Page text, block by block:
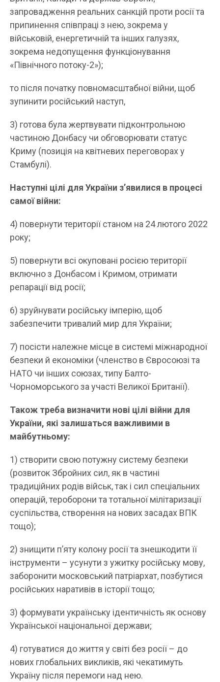
запровадження реальних санкцій проти росії та
припинення співпраці з нею, зокрема у
військовій, енергетичній та інших галузях,
зокрема недопущення функціонування
«Північного потоку-2»);
то після початку повномасштабної війни, щоб
зупинити російський наступ,
3) готова була жертвувати підконтрольною
частиною Донбасу чи обговорювати статус
Криму (позиція на квітневих переговорах у
Стамбулі).
Наступні цілі для України з’явилися в процесі
самої війни:
4) повернути території станом на 24 лютого 2022
року;
5) повернути всі окуповані росією території
включно з Донбасом і Кримом, отримати
репарації від росії;
6) зруйнувати російську імперію, щоб
забезпечити тривалий мир для України;
7) посісти належне місце в системі міжнародної
безпеки й економіки (членство в Євросоюзі та
НАТО чи інших союзах, типу Балто-
Чорноморського за участі Великої Британії).
Також треба визначити нові цілі війни для
України, які залишаться важливими в
майбутньому:
1) створити свою потужну систему безпеки
(розвиток Збройних сил, як в частині
традиційних родів військ, так і сил спеціальних
операцій, тероборони та тотальної мілітаризації
суспільства, створення на нових засадах ВПК
тощо);
2) знищити п’яту колону росії та знешкодити її
інструменти – усунути з ужитку російську мову,
заборонити московський патріархат, позбутися
російських наративів в історії тощо;
3) формувати українську ідентичність як основу
Української національної держави;
4) готуватися до життя у світі без росії – до
нових глобальних викликів, які чекатимуть
Україну після перемоги над нею.